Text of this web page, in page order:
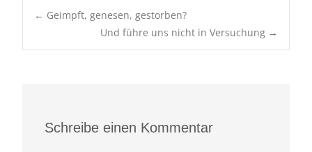
Post
← Geimpft, genesen, gestorben?
Und führe uns nicht in Versuchung →
Schreibe einen Kommentar